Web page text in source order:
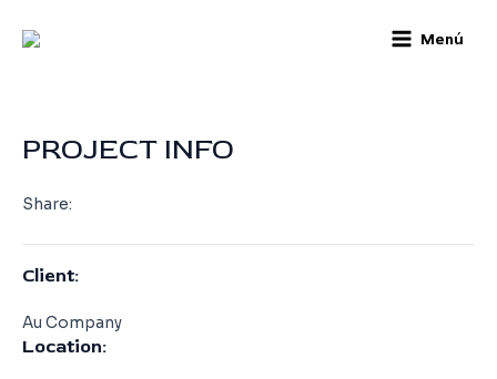
Menu
Menú
PROJECT INFO
Share:
Client:
Au Company
Location:
navigation